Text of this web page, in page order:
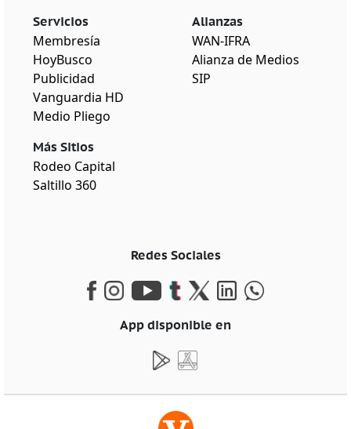
Servicios
Membresía
HoyBusco
Publicidad
Vanguardia HD
Medio Pliego
Más Sitios
Rodeo Capital
Saltillo 360
Alianzas
WAN-IFRA
Alianza de Medios
SIP
Redes Sociales
App disponible en